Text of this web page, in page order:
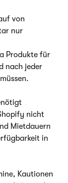
von
nur
Produkte für
nach jeder
nicht
Mietdauern
in
Kautionen